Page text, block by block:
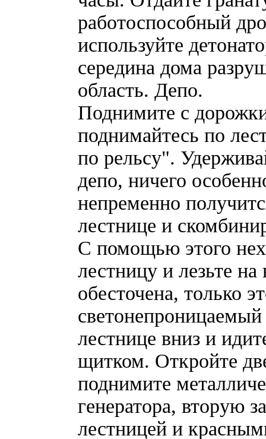
работоспособный
используйте
середина дома
область. Депо.
Поднимите с
поднимайтесь по
по рельсу".
депо, ничего
непременно
лестнице и
С помощью этого
лестницу и лезьте
обесточена, только
лестнице вниз и
щитком. Откройте
поднимите
генератора, вторую
лестницей и